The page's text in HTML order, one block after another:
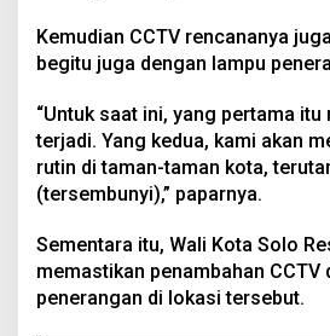
Kemudian CCTV rencananya
begitu juga dengan lampu
“Untuk saat ini, yang pertama
terjadi. Yang kedua, kami akan
rutin di taman-taman kota,
(tersembunyi),” paparnya.
Sementara itu, Wali Kota Solo
memastikan penambahan CCTV
penerangan di lokasi tersebut.